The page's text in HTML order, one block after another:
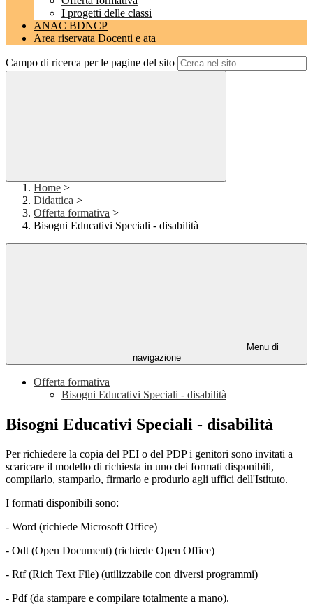
I progetti delle classi
ANAC BDNCP
Area riservata Docenti e ata
Campo di ricerca per le pagine del sito
Home >
Didattica >
Offerta formativa >
Bisogni Educativi Speciali - disabilità
Menu di
navigazione
Offerta formativa
Bisogni Educativi Speciali - disabilità
Bisogni Educativi Speciali - disabilità
Per richiedere la copia del PEI o del PDP i genitori sono invitati a
scaricare il modello di richiesta in uno dei formati disponibili,
compilarlo, stamparlo, firmarlo e produrlo agli uffici dell'Istituto.
I formati disponibili sono:
- Word (richiede Microsoft Office)
- Odt (Open Document) (richiede Open Office)
- Rtf (Rich Text File) (utilizzabile con diversi programmi)
- Pdf (da stampare e compilare totalmente a mano).